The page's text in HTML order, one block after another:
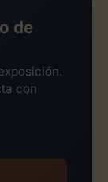
de
con